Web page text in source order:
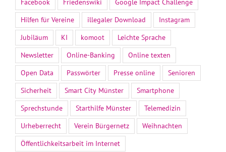
Hilfen für Vereine
illegaler Download
Instagram
Jubiläum
KI komoot
Leichte Sprache
Newsletter
Online-Banking
Online texten
Open Data
Passwörter Presse online
Senioren
Sicherheit
Smart City Münster
Smartphone
Sprechstunde
Starthilfe Münster
Telemedizin
Urheberrecht
Verein Bürgernetz
Weihnachten
Öffentlichkeitsarbeit im Internet